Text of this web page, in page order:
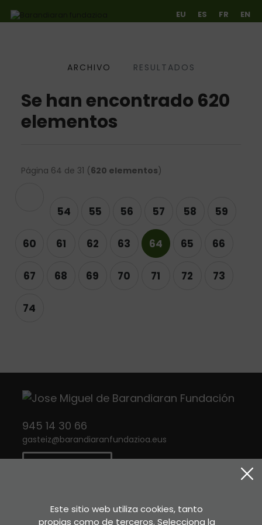
Ir directamente al contenido
EU ES FR EN
ARCHIVO RESULTADOS
Se han encontrado 620
elementos
Página 64 de 31 (620 elementos)
54
55 56 57 58 59
60 61 62 63 64 65 66
67 68 69 70 71 72 73
74
945 14 30 66
gasteiz@barandiaranfundazioa.eus
Este sitio web utiliza cookies, tanto
propias como de terceros. Selecciona la